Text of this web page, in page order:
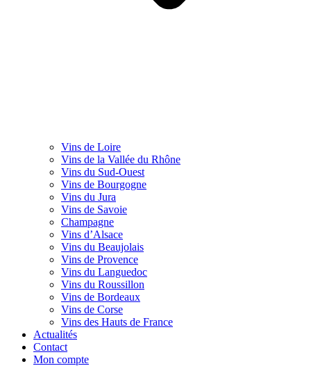
Vins de Loire
Vins de la Vallée du Rhône
Vins du Sud-Ouest
Vins de Bourgogne
Vins du Jura
Vins de Savoie
Champagne
Vins d’Alsace
Vins du Beaujolais
Vins de Provence
Vins du Languedoc
Vins du Roussillon
Vins de Bordeaux
Vins de Corse
Vins des Hauts de France
Actualités
Contact
Mon compte